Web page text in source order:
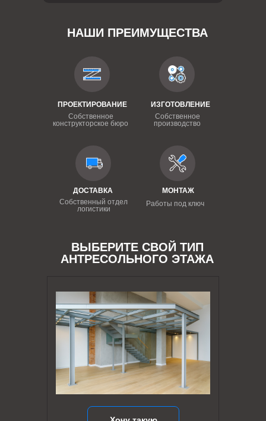
НАШИ ПРЕИМУЩЕСТВА
ПРОЕКТИРОВАНИЕ
Собственное
конструкторское бюро
ИЗГОТОВЛЕНИЕ
Собственное
производство
ДОСТАВКА
Собственный отдел
логистики
МОНТАЖ
Работы под ключ
ВЫБЕРИТЕ СВОЙ ТИП
АНТРЕСОЛЬНОГО ЭТАЖА